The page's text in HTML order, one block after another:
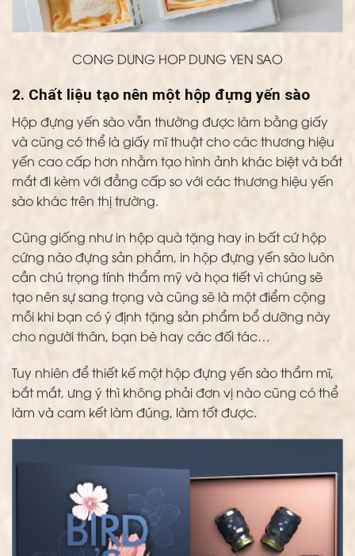
CONG DUNG HOP DUNG YEN SAO
2. Chất liệu tạo nên một hộp đựng yến sào
Hộp đựng yến sào vẫn thường được làm bằng giấy
và cũng có thể là giấy mĩ thuật cho các thương hiệu
yến cao cấp hơn nhằm tạo hình ảnh khác biệt và bắt
mắt đi kèm với đẳng cấp so với các thương hiệu yến
sào khác trên thị trường.
Cũng giống như in hộp quà tặng hay in bất cứ hộp
cứng nào đựng sản phẩm, in hộp đựng yến sào luôn
cần chú trọng tính thẩm mỹ và họa tiết vì chúng sẽ
tạo nên sự sang trọng và cũng sẽ là một điểm cộng
mỗi khi bạn có ý định tặng sản phẩm bổ dưỡng này
cho người thân, bạn bè hay các đối tác…
Tuy nhiên để thiết kế một hộp đựng yến sào thẩm mĩ,
bắt mắt, ưng ý thì không phải đơn vị nào cũng có thể
làm và cam kết làm đúng, làm tốt được.